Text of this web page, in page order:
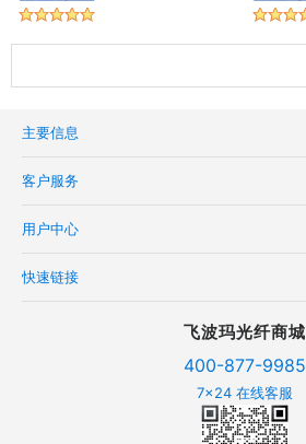
主要信息
客户服务
用户中心
快速链接
飞波玛光纤商城
400-877-9985
7x24 在线客服